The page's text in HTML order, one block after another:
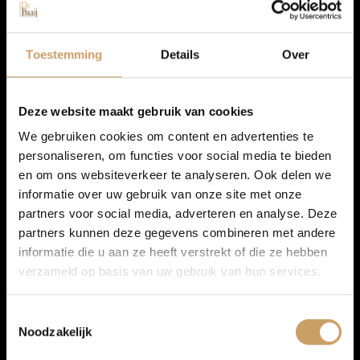
Toestemming Details Over
Deze website maakt gebruik van cookies
We gebruiken cookies om content en advertenties te
personaliseren, om functies voor social media te bieden
en om ons websiteverkeer te analyseren. Ook delen we
informatie over uw gebruik van onze site met onze
partners voor social media, adverteren en analyse. Deze
partners kunnen deze gegevens combineren met andere
informatie die u aan ze heeft verstrekt of die ze hebben
verzameld op basis van uw gebruik van hun services.
Noodzakelijk
Peugeot 308
2022
Benzine
78.400 km
Handgeschakeld
€ 16.450
Autolease
Financiering
Autoverzekeringen
Verkoop
Auto onderhoud
Over Autobedrijf De Baaij